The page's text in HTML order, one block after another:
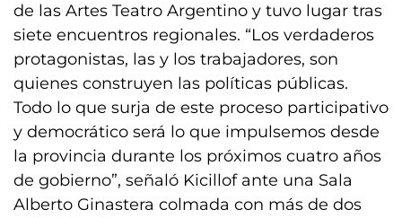
de las Artes Teatro Argentino y tuvo lugar tras
siete encuentros regionales. “Los verdaderos
protagonistas, las y los trabajadores, son
quienes construyen las políticas públicas.
Todo lo que surja de este proceso participativo
y democrático será lo que impulsemos desde
la provincia durante los próximos cuatro años
de gobierno”, señaló Kicillof ante una Sala
Alberto Ginastera colmada con más de dos